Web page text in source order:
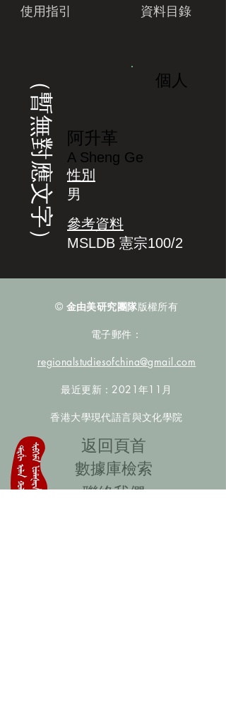
使用指引 資料目錄
（暫無對應文字） 個人
阿升革
A Sheng Ge
性別
男
參考資料
MSLDB 憲宗100/2
© 金由美研究團隊版權所有
電子郵件：
regionalstudiesofchina@gmail.com
最近更新：2021年11月
香港大學現代語言與文化學院
​返回頁首
數據庫檢索
聯絡我們